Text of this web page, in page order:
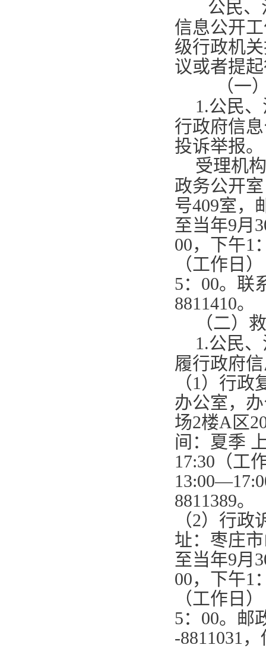
公民
信息公开
级行政机
议或者提
（一
1.公民
行政府信
投诉举报。
受理机
政务公开
号409室，
至当年9月
00，下午1
（工作日
5： 00。联
8811410。
（二）
1.公民
履行政府
（1 ）行政
办公室，
场2楼A 区
间：夏季
17:30 （工
8811389。
（2）行政
址：枣庄
至当年9月
00，下午1
（工作日
5： 00。邮
-8811031